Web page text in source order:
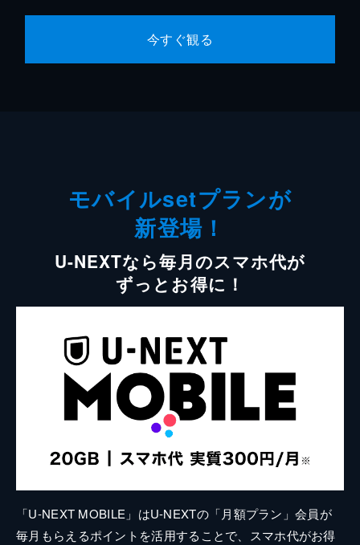
今すぐ観る
モバイルsetプランが
新登場！
U-NEXTなら毎月のスマホ代が
ずっとお得に！
「U-NEXT MOBILE」はU-NEXTの「月額プラン」会員が
毎月もらえるポイントを活用することで、スマホ代がお得